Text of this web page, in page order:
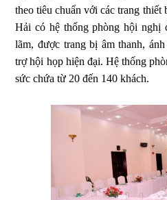
theo tiêu chuẩn với các trang
Hải có hệ thống phòng hội nghị
lãm, được trang bị âm thanh,
trợ hội họp hiện đại. Hệ thống
sức chứa từ 20 đến 140 khách.